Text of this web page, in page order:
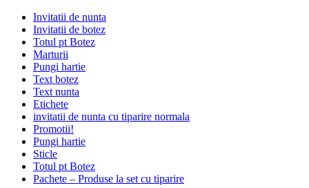
Invitatii de nunta
Invitatii de botez
Totul pt Botez
Marturii
Pungi hartie
Text botez
Text nunta
Etichete
invitatii de nunta cu tiparire normala
Promotii!
Pungi hartie
Sticle
Totul pt Botez
Pachete – Produse la set cu tiparire